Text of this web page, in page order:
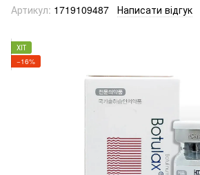
Артикул: 1719109487 Написати відгук
ХІТ
−16%